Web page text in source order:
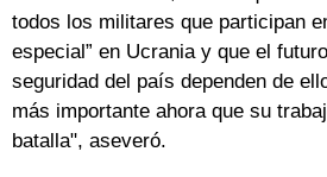
todos los militares que participan
especial” en Ucrania y que el
seguridad del país dependen de
más importante ahora que su
batalla", aseveró.